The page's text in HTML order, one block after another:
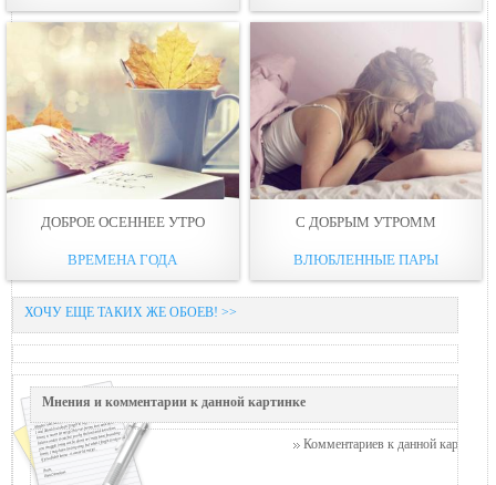
ДОБРОЕ ОСЕННЕЕ УТРО
ВРЕМЕНА ГОДА
С ДОБРЫМ УТРОММ
ВЛЮБЛЕННЫЕ ПАРЫ
ХОЧУ ЕЩЕ ТАКИХ ЖЕ ОБОЕВ! >>
Мнения и комментарии к данной картинке
Комментариев к данной картинке